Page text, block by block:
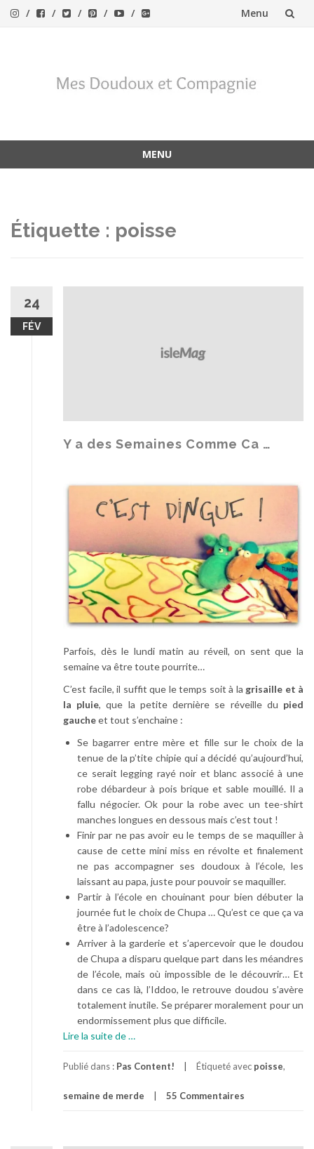
Menu
MENU
Étiquette : poisse
24
FÉV
Y a des Semaines Comme Ca …
Parfois, dès le lundi matin au réveil, on sent que la
semaine va être toute pourrite…
C’est facile, il suffit que le temps soit à la grisaille et à
la pluie, que la petite dernière se réveille du pied
gaucheet tout s’enchaine :
Se bagarrer entre mère et fille sur le choix de la
tenue de la p’tite chipie qui a décidé qu’aujourd’hui,
ce serait legging rayé noir et blanc associé à une
robe débardeur à pois brique et sable mouillé. Il a
fallu négocier. Ok pour la robe avec un tee-shirt
manches longues en dessous mais c’est tout !
Finir par ne pas avoir eu le temps de se maquiller à
cause de cette mini miss en révolte et finalement
ne pas accompagner ses doudoux à l’école, les
laissant au papa, juste pour pouvoir se maquiller.
Partir à l’école en chouinant pour bien débuter la
journée fut le choix de Chupa … Qu’est ce que ça va
être à l’adolescence?
Arriver à la garderie et s’apercevoir que le doudou
de Chupa a disparu quelque part dans les méandres
de l’école, mais où impossible de le découvrir… Et
dans ce cas là, l’Iddoo, le retrouve doudou s’avère
totalement inutile. Se préparer moralement pour un
endormissement plus que difficile.
Lire la suite de
r
p
…
Publié dans : Pas Content! Étiqueté avec poisse,
semaine de merde 55 Commentaires